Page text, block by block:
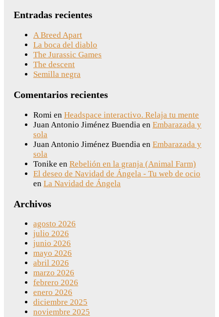
Entradas recientes
A Breed Apart
La boca del diablo
The Jurassic Games
The descent
Semilla negra
Comentarios recientes
Romi en Headspace interactivo. Relaja tu mente
Juan Antonio Jiménez Buendia en Embarazada y
sola
Juan Antonio Jiménez Buendia en Embarazada y
sola
Tonike en Rebelión en la granja (Animal Farm)
El deseo de Navidad de Ángela - Tu web de ocio
en La Navidad de Ángela
Archivos
agosto 2026
julio 2026
junio 2026
mayo 2026
abril 2026
marzo 2026
febrero 2026
enero 2026
diciembre 2025
noviembre 2025